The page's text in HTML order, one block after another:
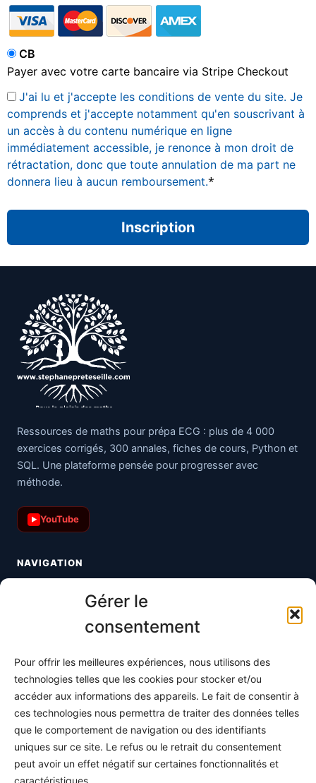
Gérer le
consentement
Pour offrir les meilleures expériences, nous utilisons des
technologies telles que les cookies pour stocker et/ou
accéder aux informations des appareils. Le fait de consentir à
ces technologies nous permettra de traiter des données telles
que le comportement de navigation ou des identifiants
uniques sur ce site. Le refus ou le retrait du consentement
peut avoir un effet négatif sur certaines fonctionnalités et
caractéristiques.
CB
Payer avec votre carte bancaire via Stripe Checkout
J'ai lu et j'accepte les conditions de vente du site. Je
comprends et j'accepte notamment qu'en souscrivant à
un accès à du contenu numérique en ligne
immédiatement accessible, je renonce à mon droit de
rétractation, donc que toute annulation de ma part ne
donnera lieu à aucun remboursement.*
Ressources de maths pour prépa ECG : plus de 4 000
exercices corrigés, 300 annales, fiches de cours, Python et
SQL. Une plateforme pensée pour progresser avec
méthode.
▶ YouTube
NAVIGATION
Toutes les maths
S'abonner
À propos
Contact / Support
Mes publications
INFORMATIONS LÉGALES